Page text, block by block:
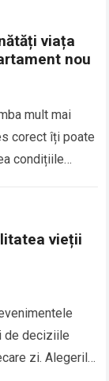
viața
nou
mult mai
corect îți poate
condițiile
vieții
de deciziile
zi. Alegerile